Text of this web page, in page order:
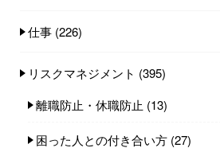
仕事 (226)
リスクマネジメント (395)
離職防止・休職防止 (13)
困った人との付き合い方 (27)